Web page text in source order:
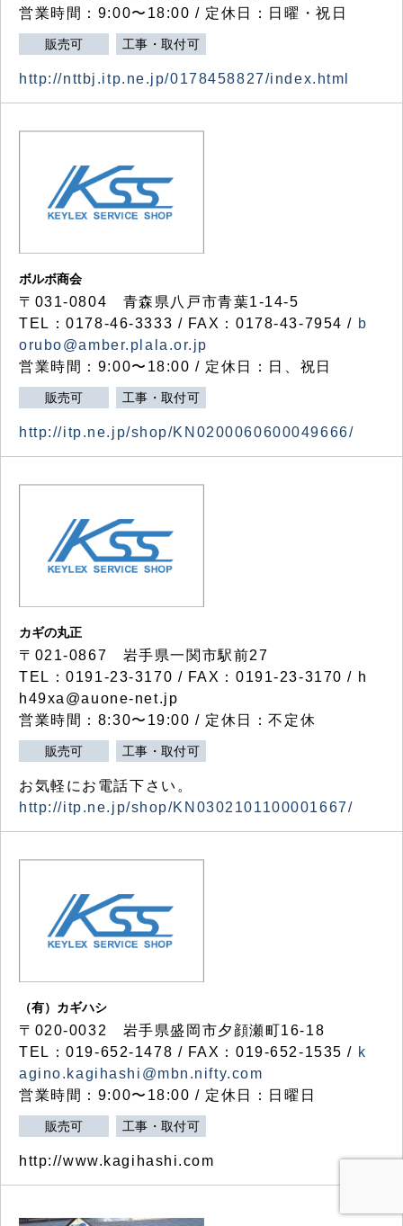
営業時間：9:00〜18:00 / 定休日：日曜・祝日
販売可 工事・取付可
http://nttbj.itp.ne.jp/0178458827/index.html
ボルボ商会
〒031-0804 青森県八戸市青葉1-14-5
TEL：0178-46-3333 / FAX：0178-43-7954 / b
orubo@amber.plala.or.jp
営業時間：9:00〜18:00 / 定休日：日、祝日
販売可 工事・取付可
http://itp.ne.jp/shop/KN0200060600049666/
カギの丸正
〒021-0867 岩手県一関市駅前27
TEL：0191-23-3170 / FAX：0191-23-3170 / h
h49xa@auone-net.jp
営業時間：8:30〜19:00 / 定休日：不定休
販売可 工事・取付可
お気軽にお電話下さい。
http://itp.ne.jp/shop/KN0302101100001667/
（有）カギハシ
〒020-0032 岩手県盛岡市夕顔瀬町16-18
TEL：019-652-1478 / FAX：019-652-1535 / k
agino.kagihashi@mbn.nifty.com
営業時間：9:00〜18:00 / 定休日：日曜日
販売可 工事・取付可
http://www.kagihashi.com